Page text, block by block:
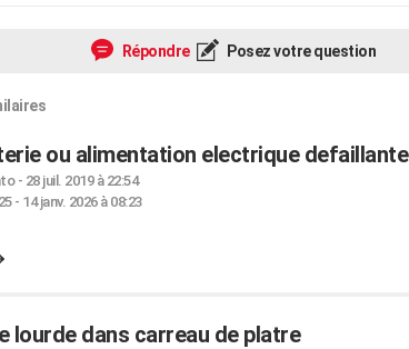
Répondre Posez votre question
ou alimentation electrique defaillante
- 28 juil. 2019 à 22:54
- 14 janv. 2026 à 08:23
lourde dans carreau de platre